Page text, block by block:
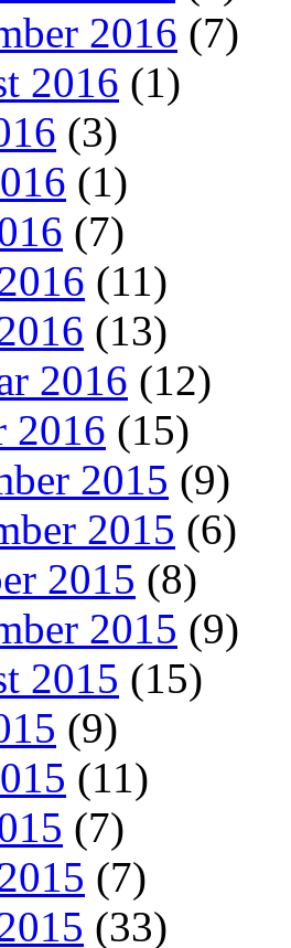
2016 (7)
2016 (1)
(3)
(1)
(7)
(11)
(13)
2016 (12)
2016 (15)
2015 (9)
2015 (6)
2015 (8)
2015 (9)
2015 (15)
(9)
(11)
(7)
(7)
(33)